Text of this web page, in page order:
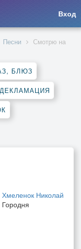
Вход
Песни
Смотрю на
БЛЮЗ
Хмеленок Николай
Городня